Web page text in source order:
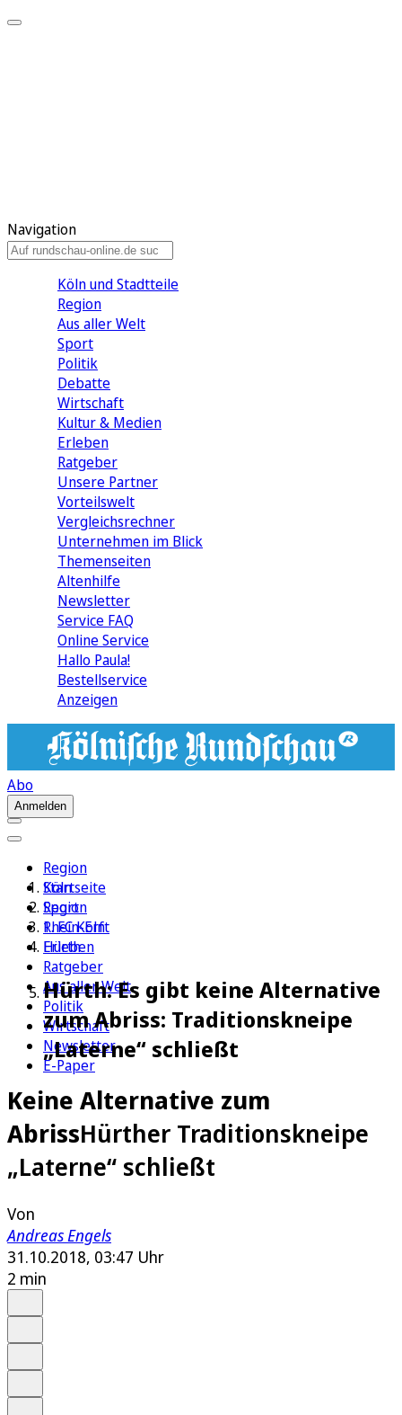
Navigation
Köln und Stadtteile
Region
Aus aller Welt
Sport
Politik
Debatte
Wirtschaft
Kultur & Medien
Erleben
Ratgeber
Unsere Partner
Vorteilswelt
Vergleichsrechner
Unternehmen im Blick
Themenseiten
Altenhilfe
Newsletter
Service FAQ
Online Service
Hallo Paula!
Bestellservice
Anzeigen
Abo
Anmelden
Region
Köln
Sport
1. FC Köln
Erleben
Ratgeber
Aus aller Welt
Politik
Wirtschaft
Newsletter
E-Paper
Startseite
Region
Rhein-Erft
Hürth
Hürth: Es gibt keine Alternative
zum Abriss: Traditionskneipe
„Laterne“ schließt
Keine Alternative zum
AbrissHürther Traditionskneipe
„Laterne“ schließt
Von
Andreas Engels
31.10.2018, 03:47 Uhr
2 min